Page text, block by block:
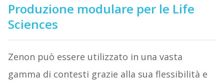
Produzione modulare per le Life
Sciences
Zenon può essere utilizzato in una vasta
gamma di contesti grazie alla sua flessibilità e